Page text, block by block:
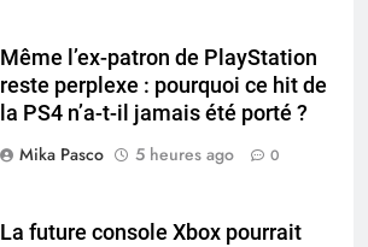
Même l’ex-patron de PlayStation
reste perplexe : pourquoi ce hit de
la PS4 n’a-t-il jamais été porté ?
Mika Pasco
5 heures ago 0
La future console Xbox pourrait